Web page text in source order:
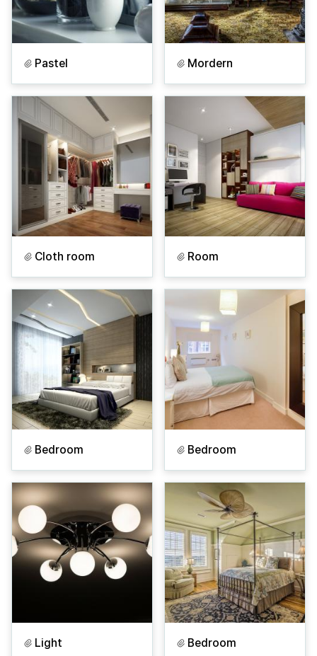
Pastel Mordern
Cloth room Room
Bedroom Bedroom
Light Bedroom